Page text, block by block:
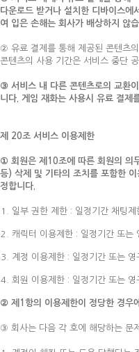
다운로드 받거나 설치한 디바이스
여 입은 손해는 회사가 배상하지 않습
② 유료 결제를 통해 제공된 콘텐츠
콘텐츠의 사용 기간은 서비스 중단
③ 서비스 내 다른 콘텐츠로의 교환
니다. 게임 재화는 사용시 유료 결제
제 20조 서비스 이용제한
① 회원은 제10조에 따른 회원의 의
등) 삭제 및 기타의 조치를 포함한
정합니다.
일부 권한 제한 : 일정기간 채팅
캐릭터 이용제한 : 일정기간 또는
계정 이용제한 : 일정기간 또는
회원 이용제한 : 일정기간 또는
② 제1항의 이용제한이 정당한 경우
③ 회사는 다음 각 호에 해당하는 문